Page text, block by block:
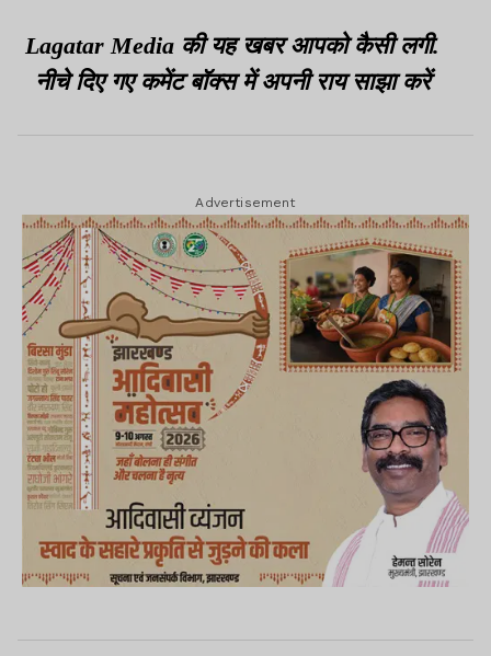
Lagatar Media की यह खबर आपको कैसी लगी.
नीचे दिए गए कमेंट बॉक्स में अपनी राय साझा करें
Advertisement